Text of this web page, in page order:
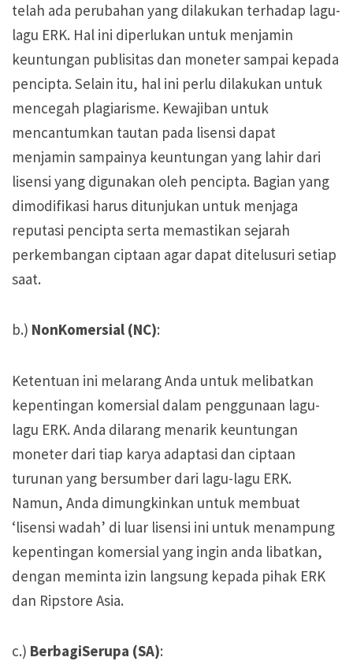
telah ada perubahan yang dilakukan terhadap lagu-
lagu ERK. Hal ini diperlukan untuk menjamin
keuntungan publisitas dan moneter sampai kepada
pencipta. Selain itu, hal ini perlu dilakukan untuk
mencegah plagiarisme. Kewajiban untuk
mencantumkan tautan pada lisensi dapat
menjamin sampainya keuntungan yang lahir dari
lisensi yang digunakan oleh pencipta. Bagian yang
dimodifikasi harus ditunjukan untuk menjaga
reputasi pencipta serta memastikan sejarah
perkembangan ciptaan agar dapat ditelusuri setiap
saat.
b.) NonKomersial (NC):
Ketentuan ini melarang Anda untuk melibatkan
kepentingan komersial dalam penggunaan lagu-
lagu ERK. Anda dilarang menarik keuntungan
moneter dari tiap karya adaptasi dan ciptaan
turunan yang bersumber dari lagu-lagu ERK.
Namun, Anda dimungkinkan untuk membuat
‘lisensi wadah’ di luar lisensi ini untuk menampung
kepentingan komersial yang ingin anda libatkan,
dengan meminta izin langsung kepada pihak ERK
dan Ripstore Asia.
c.) BerbagiSerupa (SA):